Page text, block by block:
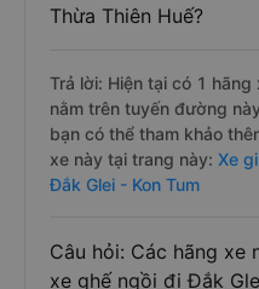
Thừa Thiên Huế?
Trả lời: Hiện tại có 1
nằm trên tuyến đường
bạn có thể tham khảo
xe này tại trang này: Xe
Đắk Glei - Kon Tum
Câu hỏi: Các hãng xe
xe ghế ngồi đi Đắk